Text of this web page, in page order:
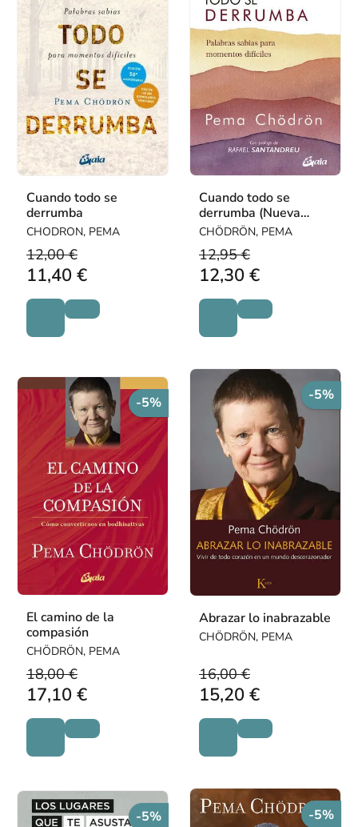
Cuando todo se
derrumba
CHODRON, PEMA
12,00 €
11,40 €
Cuando todo se
derrumba (Nueva
Edición)
CHÖDRÖN, PEMA
12,95 €
12,30 €
-5%
El camino de la
compasión
CHÖDRÖN, PEMA
18,00 €
17,10 €
-5%
Abrazar lo inabrazable
CHÖDRÖN, PEMA
16,00 €
15,20 €
-5% -5%